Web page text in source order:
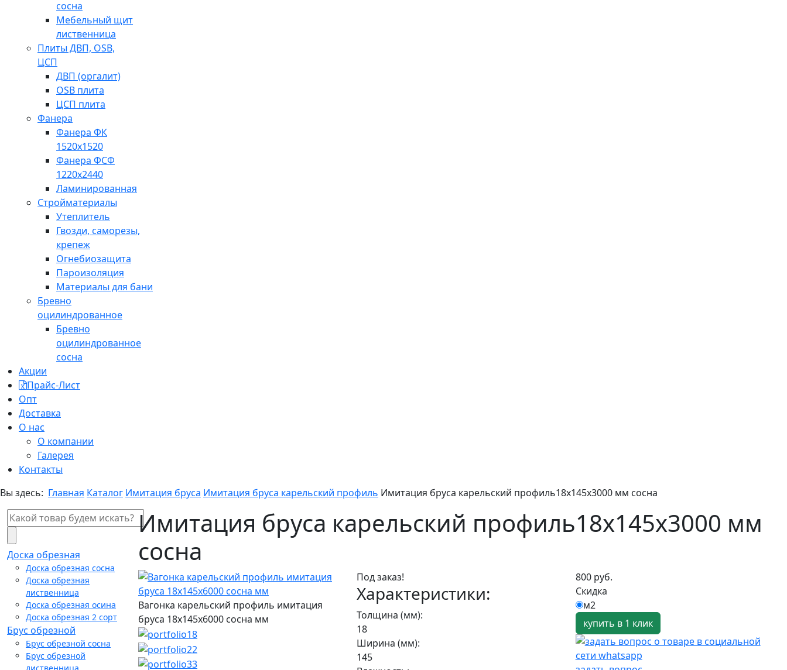
сосна
Мебельный щит
лиственница
Плиты ДВП, OSB,
ЦСП
ДВП (оргалит)
OSB плита
ЦСП плита
Фанера
Фанера ФК
1520x1520
Фанера ФСФ
1220x2440
Ламинированная
Стройматериалы
Утеплитель
Гвозди, саморезы,
крепеж
Огнебиозащита
Пароизоляция
Материалы для бани
Бревно
оцилиндрованное
Бревно
оцилиндрованное
сосна
Акции
Прайс-Лист
Опт
Доставка
О нас
О компании
Галерея
Контакты
Вы здесь: Главная Каталог Имитация бруса Имитация бруса карельский профиль Имитация бруса карельский профиль18х145х3000 мм сосна
Имитация бруса карельский профиль18х145х3000 мм
сосна
Вагонка карельский профиль имитация
бруса 18х145х6000 сосна мм
Под заказ!
Характеристики:
Толщина (мм):
18
Ширина (мм):
145
800 руб.
Скидка
м2
купить в 1 клик
Доска обрезная
Доска обрезная сосна
Доска обрезная
лиственница
Доска обрезная осина
Доска обрезная 2 сорт
Брус обрезной
Брус обрезной сосна
Брус обрезной